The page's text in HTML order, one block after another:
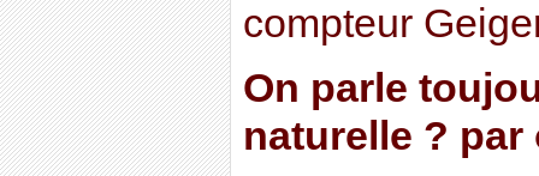
compteur
On parle
naturelle ?